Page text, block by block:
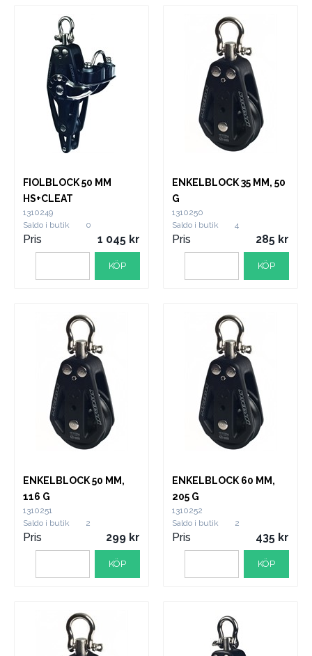
FIOLBLOCK 50 MM
HS+CLEAT
1310249
Saldo i butik
0
Pris 1 045
KÖP
ENKELBLOCK 35 MM, 50
G
1310250
Saldo i butik
4
Pris 285
KÖP
ENKELBLOCK 50 MM,
116 G
1310251
Saldo i butik
2
Pris 299
KÖP
ENKELBLOCK 60 MM,
205 G
1310252
Saldo i butik
2
Pris 435
KÖP